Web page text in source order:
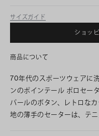
サイズガイド
ショッ
商品について
70年代のスポーツウェアに
ンのポインテール ポロセー
パールのボタン、レトロな
地の薄手のセーターは、テ